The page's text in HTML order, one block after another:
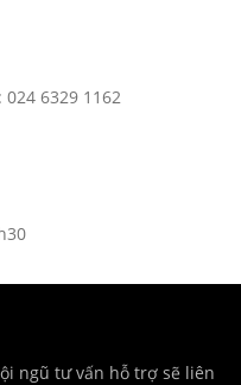
6329 1162
ngũ tư vấn hỗ trợ sẽ liên